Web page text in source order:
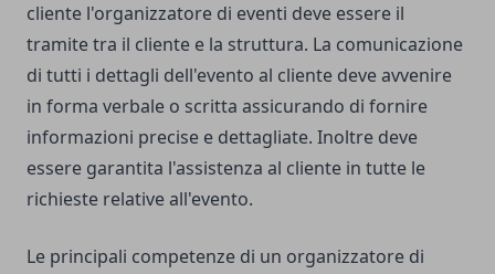
cliente l'organizzatore di eventi deve essere il
tramite tra il cliente e la struttura. La comunicazione
di tutti i dettagli dell'evento al cliente deve avvenire
in forma verbale o scritta assicurando di fornire
informazioni precise e dettagliate. Inoltre deve
essere garantita l'assistenza al cliente in tutte le
richieste relative all'evento.
Le principali competenze di un organizzatore di